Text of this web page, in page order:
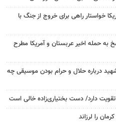
خواستار راهی برای خروج از جنگ با
به حمله اخیر عربستان و آمریکا مطرح
درباره حلال و حرام بودن موسیقی چه
تقویت دارد/ دست بختیاری‌زاده خالی است